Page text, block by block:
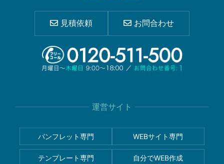
見積依頼 お問合わせ
運営サイト
パンフレット専門 WEBサイト専門
テンプレート専門 自分でWEB作成